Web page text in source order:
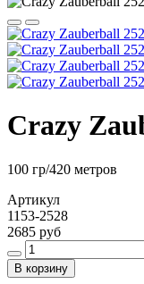
Crazy
100 гр/420 метров
Артикул
1153-2528
2685 руб
В корзину